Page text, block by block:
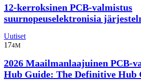
12-kerroksinen PCB-valmistus
suurnopeuselektronisia
Uutiset
174M
2026 Maailmanlaajuinen PCB-
Hub Guide: The Definitive Hub